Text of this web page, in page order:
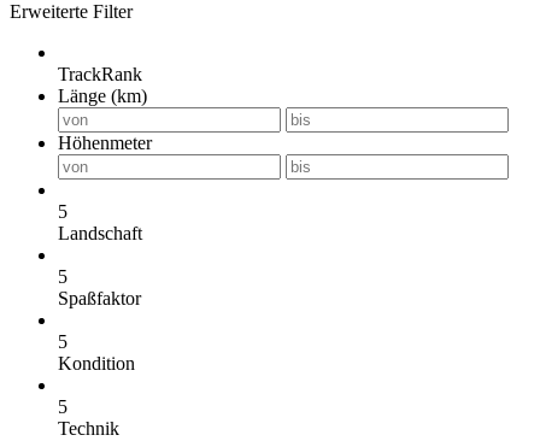
Erweiterte Filter
TrackRank
Länge (km)
Höhenmeter
5
Landschaft
5
Spaßfaktor
5
Kondition
5
Technik